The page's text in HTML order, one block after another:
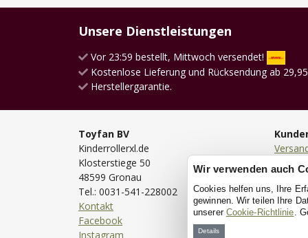
Unsere Dienstleistungen
Vor 23:59 bestellt, Mittwoch versendet!
Kostenlose Lieferung und Rücksendung ab 29,95
Herstellergarantie.
Toyfan BV
Kinderrollerxl.de
Klosterstiege 50
48599 Gronau
Tel.: 0031-541-228002
Kontakt
Facebook
Instagram
Wir verwenden auch
Cookies helfen uns, Ihre
gewinnen. Wir teilen Ihre
unserer Cookie-Richtlinie .
Details